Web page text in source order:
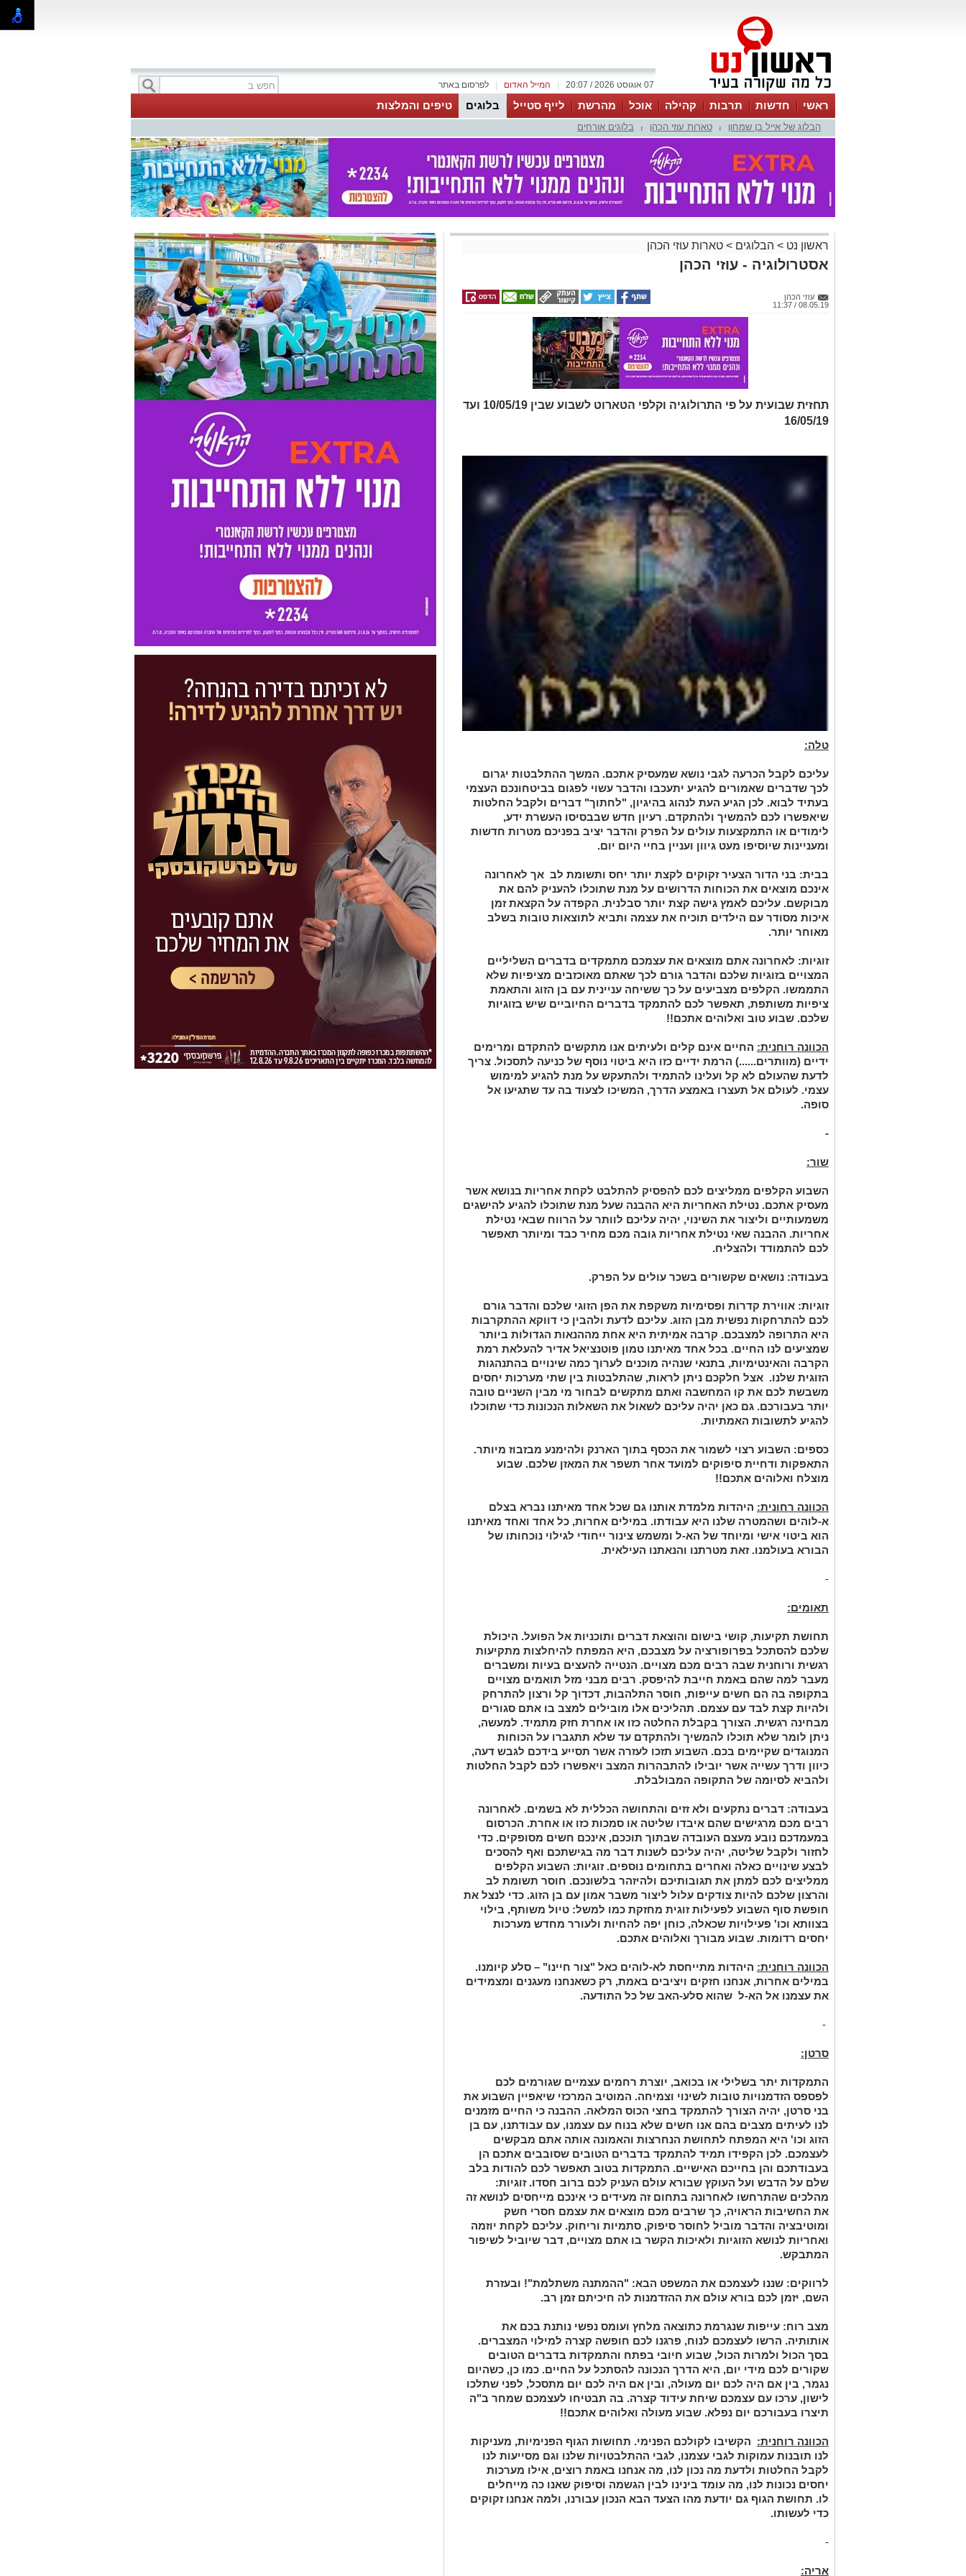
לפרסום באתר המייל האדום 07 אוגוסט 2026 / 20:07
ראשי חדשות תרבות קהילה אוכל מהרשת לייף סטייל בלוגים טיפים והמלצות
הבלוג של אייל בן שמחון טארות עוזי הכהן בלוגים אורחים
ראשון נט > הבלוגים > טארות עוזי הכהן
אסטרולוגיה - עוזי הכהן
עוזי הכהן
08.05.19 / 11:37
תחזית שבועית על פי התרולוגיה וקלפי הטארוט לשבוע שבין 10/05/19 ועד
16/05/19
טלה:
עליכם לקבל הכרעה לגבי נושא שמעסיק אתכם. המשך ההתלבטות יגרום
לכך שדברים שאמורים להגיע יתעכבו והדבר עשוי לפגום בביטחונכם העצמי
בעתיד לבוא. לכן הגיע העת לנהוג בהיגיון, "לחתוך" דברים ולקבל החלטות
שיאפשרו לכם להמשיך ולהתקדם. רעיון חדש שבבסיסו העשרת ידע,
לימודים או התמקצעות עולים על הפרק והדבר יציב בפניכם מטרות חדשות
ומעניינות שיוסיפו מעט גיוון ועניין בחיי היום יום.
בבית: בני הדור הצעיר זקוקים לקצת יותר יחס ותשומת לב אך לאחרונה
אינכם מוצאים את הכוחות הדרושים על מנת שתוכלו להעניק להם את
מבוקשם. עליכם לאמץ גישה קצת יותר סבלנית. הקפדה על הקצאת זמן
איכות מסודר עם הילדים תוכיח את עצמה ותביא לתוצאות טובות בשלב
מאוחר יותר.
זוגיות: לאחרונה אתם מוצאים את עצמכם מתמקדים בדברים השליליים
המצויים בזוגיות שלכם והדבר גורם לכך שאתם מאוכזבים מציפיות שלא
התממשו. הקלפים מצביעים על כך ששיחה עניינית עם בן הזוג והתאמת
ציפיות משותפת, תאפשר לכם להתמקד בדברים החיוביים שיש בזוגיות
שלכם. שבוע טוב ואלוהים אתכם!!
הכוונה רוחנית: החיים אינם קלים ולעיתים אנו מתקשים להתקדם ומרימים
ידיים (מוותרים......) הרמת ידיים כזו היא ביטוי נוסף של כניעה לתסכול. צריך
לדעת שהעולם לא קל ועלינו להתמיד ולהתעקש על מנת להגיע למימוש
עצמי. לעולם אל תעצרו באמצע הדרך, המשיכו לצעוד בה עד שתגיעו אל
סופה.
-
שור:
השבוע הקלפים ממליצים לכם להפסיק להתלבט לקחת אחריות בנושא אשר
מעסיק אתכם. נטילת האחריות היא ההבנה שעל מנת שתוכלו להגיע להישגים
משמעותיים וליצור את השינוי, יהיה עליכם לוותר על הרווח שבאי נטילת
אחריות. ההבנה שאי נטילת אחריות גובה מכם מחיר כבד ומיותר תאפשר
לכם להתמודד ולהצליח.
בעבודה: נושאים שקשורים בשכר עולים על הפרק.
זוגיות: אווירת קדרות ופסימיות משקפת את הפן הזוגי שלכם והדבר גורם
לכם להתרחקות נפשית מבן הזוג. עליכם לדעת ולהבין כי דווקא ההתקרבות
היא התרופה למצבכם. קרבה אמיתית היא אחת מההנאות הגדולות ביותר
שמציעים לנו החיים. בכל אחד מאיתנו טמון פוטנציאל אדיר להעלאת רמת
הקרבה והאינטימיות, בתנאי שנהיה מוכנים לערוך כמה שינויים בהתנהגות
הזוגית שלנו. אצל חלקכם ניתן לראות, שהתלבטות בין שתי מערכות יחסים
משבשת לכם את קו המחשבה ואתם מתקשים לבחור מי מבין השניים טובה
יותר בעבורכם. גם כאן יהיה עליכם לשאול את השאלות הנכונות כדי שתוכלו
להגיע לתשובות האמתיות.
כספים: השבוע רצוי לשמור את הכסף בתוך הארנק ולהימנע מבזבוז מיותר.
התאפקות ודחיית סיפוקים למועד אחר תשפר את המאזן שלכם. שבוע
מוצלח ואלוהים אתכם!!
הכוונה רחונית: היהדות מלמדת אותנו גם שכל אחד מאיתנו נברא בצלם
א-לוהים ושהמטרה שלנו היא עבודתו. במילים אחרות, כל אחד ואחד מאיתנו
הוא ביטוי אישי ומיוחד של הא-ל ומשמש צינור ייחודי לגילוי נוכחותו של
הבורא בעולמנו. זאת מטרתנו והנאתנו העילאית.
-
תאומים:
תחושת תקיעות, קושי בישום והוצאת דברים ותוכניות אל הפועל. היכולת
שלכם להסתכל בפרופורציה על מצבכם, היא המפתח להיחלצות מתקיעות
רגשית ורוחנית שבה רבים מכם מצויים. הנטייה להעצים בעיות ומשברים
מעבר למה שהם באמת חייבת להיפסק. רבים מבני מזל תואמים מצויים
בתקופה בה הם חשים עייפות, חוסר התלהבות, דכדוך קל ורצון להתרחק
ולהיות קצת לבד עם עצמם. תהליכים אלו מובילים למצב בו אתם סגורים
מבחינה רגשית. הצורך בקבלת החלטה כזו או אחרת חזק מתמיד. למעשה,
ניתן לומר שלא תוכלו להמשיך ולהתקדם עד שלא תתגברו על הכוחות
המנוגדים שקיימים בכם. השבוע תזכו לעזרה אשר תסייע בידכם לגבש דעה,
כיוון ודרך עשייה אשר יובילו להתבהרות המצב ויאפשרו לכם לקבל החלטות
ולהביא לסיומה של התקופה המבולבלת.
בעבודה: דברים נתקעים ולא זזים והתחושה הכללית לא בשמים. לאחרונה
רבים מכם מרגישים שהם איבדו שליטה או סמכות כזו או אחרת. הכרסום
במעמדכם נובע מעצם העובדה שבתוך תוככם, אינכם חשים מסופקים. כדי
לחזור ולקבל שליטה, יהיה עליכם לשנות דבר מה בגישתכם ואף להסכים
לבצע שינויים כאלה ואחרים בתחומים נוספים. זוגיות: השבוע הקלפים
ממליצים לכם למתן את תגובותיכם ולהיזהר בלשונכם. חוסר תשומת לב
והרצון שלכם להיות צודקים עלול ליצור משבר אמון עם בן הזוג. כדי לנצל את
חופשת סוף השבוע לפעילות זוגית מחזקת כמו למשל: טיול משותף, בילוי
בצוותא וכו' פעילויות שכאלה, כוחן יפה להחיות ולעורר מחדש מערכות
יחסים רדומות. שבוע מבורך ואלוהים אתכם.
הכוונה רוחנית: היהדות מתייחסת לא-לוהים כאל "צור חיינו" – סלע קיומנו.
במילים אחרות, אנחנו חזקים ויציבים באמת, רק כשאנחנו מעגנים ומצמידים
את עצמנו אל הא-ל שהוא סלע-האב של כל התודעה.
-
סרטן:
התמקדות יתר בשלילי או בכואב, יוצרת רחמים עצמיים שגורמים לכם
לפספס הזדמנויות טובות לשינוי וצמיחה. המוטיב המרכזי שיאפיין השבוע את
בני סרטן, יהיה הצורך להתמקד בחצי הכוס המלאה. ההבנה כי החיים מזמנים
לנו לעיתים מצבים בהם אנו חשים שלא בנוח עם עצמנו, עם עבודתנו, עם בן
הזוג וכו' היא המפתח לתחושת הנחרצות והאמונה אותה אתם מבקשים
לעצמכם. לכן הקפידו תמיד להתמקד בדברים הטובים שסובבים אתכם הן
בעבודתכם והן בחייכם האישיים. התמקדות בטוב תאפשר לכם להודות בלב
שלם על הדבש ועל העוקץ שבורא עולם העניק לכם ברוב חסדו. זוגיות:
מהלכים שהתרחשו לאחרונה בתחום זה מעידים כי אינכם מייחסים לנושא זה
את החשיבות הראויה, כך שרבים מכם מוצאים את עצמם חסרי חשק
ומוטיבציה והדבר מוביל לחוסר סיפוק, סתמיות וריחוק. עליכם לקחת יוזמה
ואחריות לנושא הזוגיות ולאיכות הקשר בו אתם מצויים, דבר שיוביל לשיפור
המתבקש.
לרווקים: שננו לעצמכם את המשפט הבא: "ההמתנה משתלמת"! ובעזרת
השם, יזמן לכם בורא עולם את ההזדמנות לה חיכיתם זמן רב.
מצב רוח: עייפות שנגרמת כתוצאה מלחץ ועומס נפשי נותנת בכם את
אותותיה. הרשו לעצמכם לנוח, פרגנו לכם חופשה קצרה למילוי המצברים.
בסך הכול ולמרות הכול, שבוע חיובי בפתח והתמקדות בדברים הטובים
שקורים לכם מידי יום, היא הדרך הנכונה להסתכל על החיים. כמו כן, כשהיום
נגמר, בין אם היה לכם יום מעולה, ובין אם היה לכם יום מתסכל, לפני שתלכו
לישון, ערכו עם עצמכם שיחת עידוד קצרה. בה תבטיחו לעצמכם שמחר ב"ה
תיצרו בעבורכם יום נפלא. שבוע מעולה ואלוהים אתכם!!
הכוונה רוחנית: הקשיבו לקולכם הפנימי. תחושות הגוף הפנימיות, מעניקות
לנו תובנות עמוקות לגבי עצמנו, לגבי ההתלבטויות שלנו וגם מסייעות לנו
לקבל החלטות ולדעת מה נכון לנו, מה אנחנו באמת רוצים, אילו מערכות
יחסים נכונות לנו, מה עומד בינינו לבין הגשמה וסיפוק שאנו כה מייחלים
לו. תחושת הגוף גם יודעת מהו הצעד הבא הנכון עבורנו, ולמה אנחנו זקוקים
כדי לעשותו.
-
אריה: